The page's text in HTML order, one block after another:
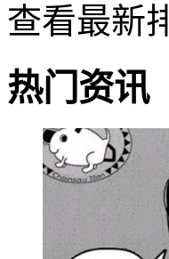
查看最新
热门资讯